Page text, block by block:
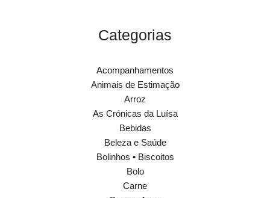
Categorias
Acompanhamentos
Animais de Estimação
Arroz
As Crónicas da Luísa
Bebidas
Beleza e Saúde
Bolinhos • Biscoitos
Bolo
Carne